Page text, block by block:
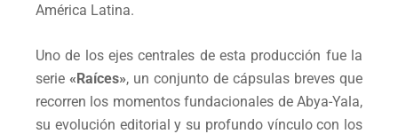
América Latina.
Uno de los ejes centrales de esta producción fue la
serie «Raíces», un conjunto de cápsulas breves que
recorren los momentos fundacionales de Abya-Yala,
su evolución editorial y su profundo vínculo con los